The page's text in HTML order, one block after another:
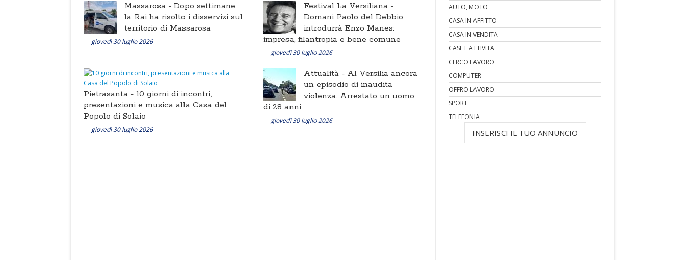
Massarosa - Dopo settimane
la Rai ha risolto i disservizi sul
territorio di Massarosa
giovedì 30 luglio 2026
Festival La Versiliana -
Domani Paolo del Debbio
introdurrà Enzo Manes:
impresa, filantropia e bene comune
giovedì 30 luglio 2026
Pietrasanta - 10 giorni di incontri,
presentazioni e musica alla Casa del
Popolo di Solaio
giovedì 30 luglio 2026
Attualità - Al Versilia ancora
un episodio di inaudita
violenza. Arrestato un uomo
di 28 anni
giovedì 30 luglio 2026
AUTO, MOTO
CASA IN AFFITTO
CASA IN VENDITA
CASE E ATTIVITA'
CERCO LAVORO
COMPUTER
OFFRO LAVORO
SPORT
TELEFONIA
INSERISCI IL TUO ANNUNCIO